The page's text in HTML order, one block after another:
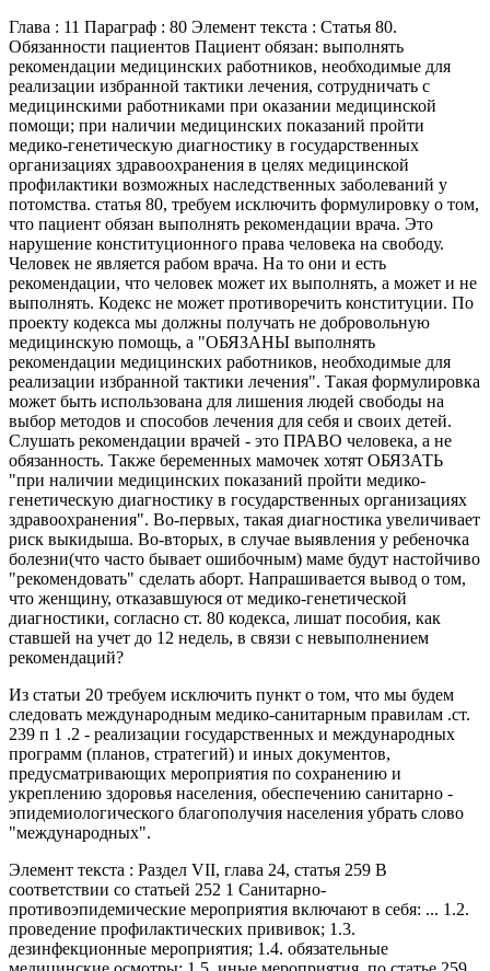
Глава : 11 Параграф : 80 Элемент текста : Статья 80.
Обязанности пациентов Пациент обязан: выполнять
рекомендации медицинских работников, необходимые для
реализации избранной тактики лечения, сотрудничать с
медицинскими работниками при оказании медицинской
помощи; при наличии медицинских показаний пройти
медико-генетическую диагностику в государственных
организациях здравоохранения в целях медицинской
профилактики возможных наследственных заболеваний у
потомства. статья 80, требуем исключить формулировку о том,
что пациент обязан выполнять рекомендации врача. Это
нарушение конституционного права человека на свободу.
Человек не является рабом врача. На то они и есть
рекомендации, что человек может их выполнять, а может и не
выполнять. Кодекс не может противоречить конституции. По
проекту кодекса мы должны получать не добровольную
медицинскую помощь, а "ОБЯЗАНЫ выполнять
рекомендации медицинских работников, необходимые для
реализации избранной тактики лечения". Такая формулировка
может быть использована для лишения людей свободы на
выбор методов и способов лечения для себя и своих детей.
Слушать рекомендации врачей - это ПРАВО человека, а не
обязанность. Также беременных мамочек хотят ОБЯЗАТЬ
"при наличии медицинских показаний пройти медико-
генетическую диагностику в государственных организациях
здравоохранения". Во-первых, такая диагностика увеличивает
риск выкидыша. Во-вторых, в случае выявления у ребеночка
болезни(что часто бывает ошибочным) маме будут настойчиво
"рекомендовать" сделать аборт. Напрашивается вывод о том,
что женщину, отказавшуюся от медико-генетической
диагностики, согласно ст. 80 кодекса, лишат пособия, как
ставшей на учет до 12 недель, в связи с невыполнением
рекомендаций?
Из статьи 20 требуем исключить пункт о том, что мы будем
следовать международным медико-санитарным правилам .ст.
239 п 1 .2 - реализации государственных и международных
программ (планов, стратегий) и иных документов,
предусматривающих мероприятия по сохранению и
укреплению здоровья населения, обеспечению санитарно -
эпидемиологического благополучия населения убрать слово
"международных".
Элемент текста : Раздел VII, глава 24, статья 259 В
соответствии со статьей 252 1 Санитарно-
противоэпидемические мероприятия включают в себя: ... 1.2.
проведение профилактических прививок; 1.3.
дезинфекционные мероприятия; 1.4. обязательные